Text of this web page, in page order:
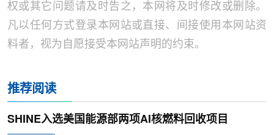
权或其它问题请及时告之，本网将及时修改或删除。
凡以任何方式登录本网站或直接、间接使用本网站资
料者，视为自愿接受本网站声明的约束。
推荐阅读
SHINE入选美国能源部两项AI核燃料回收项目